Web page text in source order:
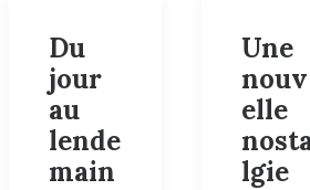
Du
jour
au
lende
main
Une
nouv
elle
lgie